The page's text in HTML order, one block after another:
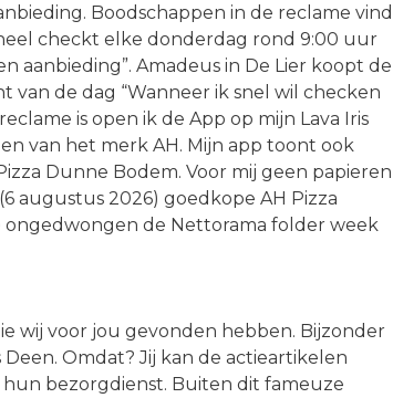
Boodschappen in de reclame vind
checkt elke donderdag rond 9:00 uur
aanbieding”. Amadeus in De Lier koopt de
de dag “Wanneer ik snel wil checken
is open ik de App op mijn Lava Iris
van het merk AH. Mijn app toont ook
Dunne Bodem. Voor mij geen papieren
augustus 2026) goedkope AH Pizza
ongedwongen de Nettorama folder week
wij voor jou gevonden hebben. Bijzonder
Omdat? Jij kan de actieartikelen
bezorgdienst. Buiten dit fameuze